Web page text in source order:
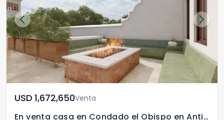
USD	1,672,650Venta
En venta casa en Condado el Obispo en Antigua Guatemala